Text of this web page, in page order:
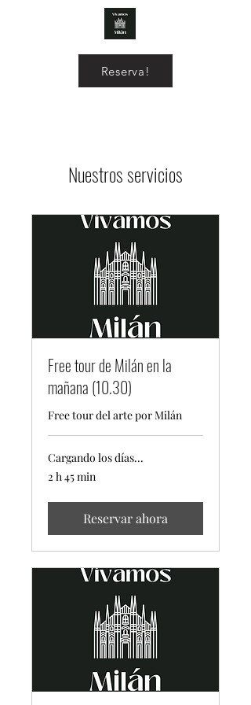
Reserva!
Nuestros servicios
Free tour de Milán en la
mañana (10.30)
Free tour del arte por Milán
Cargando los días...
2 h 45 min
Reservar ahora